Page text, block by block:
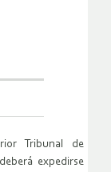
Tribunal de
expedirse